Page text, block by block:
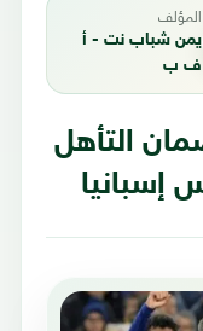
المؤلف
يمن شباب نت - أ
ف ب
التأهل
إسبانيا